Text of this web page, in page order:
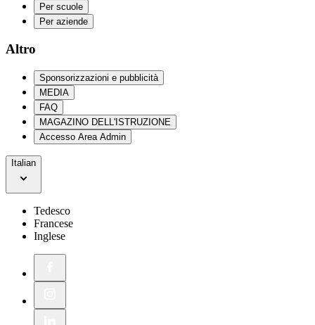
Per scuole
Per aziende
Altro
Sponsorizzazioni e pubblicità
MEDIA
FAQ
MAGAZINO DELL'ISTRUZIONE
Accesso Area Admin
Italian
Tedesco
Francese
Inglese